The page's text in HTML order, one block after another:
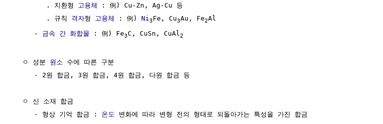
        . 치환형
고용체
: 例) Cu-Zn, Ag-Cu 등
        . 규칙
격자형 고용체 : 例) Ni 3Fe, Cu3Au, Fe2Al
     -
금속 간 화합물 : 例) Fe3C, CuSn, CuAl2
  ㅇ 성분
원소 수에 따른 구분
     - 2원 합금, 3원 합금, 4원 합금, 다원 합금 등
  ㅇ 신 소재 합금
     - 형상 기억 합금 :
온도
변화에 따라 변형 전의 형태로 되돌아가는 특성을 가진 합금